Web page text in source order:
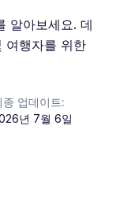
알아보세요. 데
여행자를 위한
종 업데이트:
년 7월 6일